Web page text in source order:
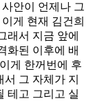
안이 언제나 그
게 현재 김건희
래서 지금 앞에
화된 이후에 배
게 한꺼번에 후
그 자체가 지
테고 그리고 실